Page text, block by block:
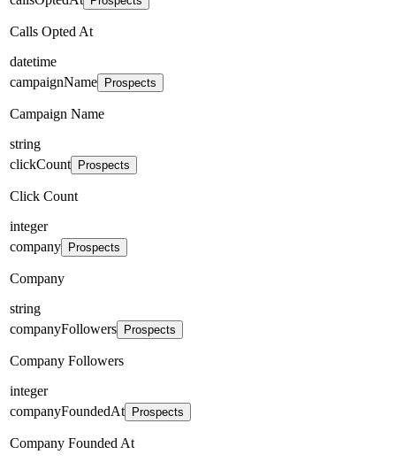
Calls Opted At
datetime
campaignName
Prospects
Campaign Name
string
clickCount
Prospects
Click Count
integer
company
Prospects
Company
string
companyFollowers
Prospects
Company Followers
integer
companyFoundedAt
Prospects
Company Founded At